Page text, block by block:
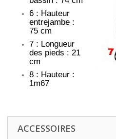
6 : Hauteur
entrejambe :
75 cm
7 : Longueur
des pieds : 21
cm
8 : Hauteur :
1m67
ACCESSOIRES